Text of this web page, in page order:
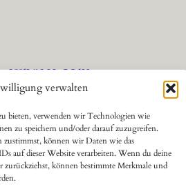
verwalten
bieten, verwenden wir Technologien wie
zu speichern und/oder darauf zuzugreifen.
können wir Daten wie das
auf dieser Website verarbeiten. Wenn du deine
können bestimmte Merkmale und
für Eisenbahnfreunde
Social